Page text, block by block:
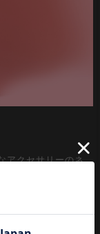
アクセサリーのネ
レディース問わ